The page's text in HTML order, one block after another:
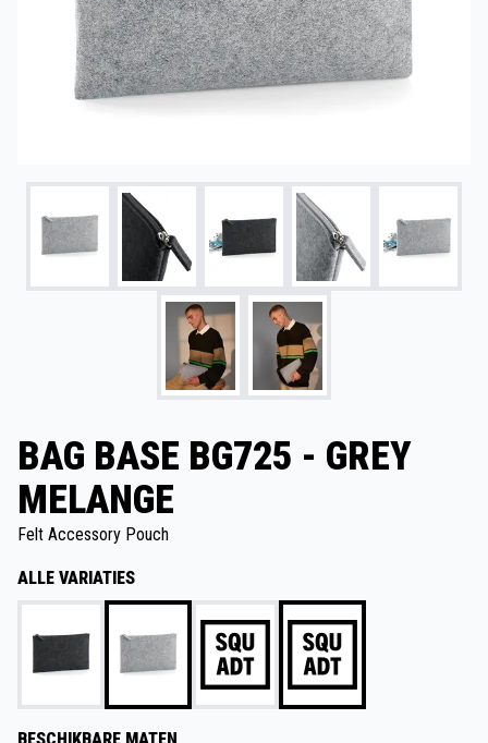
BAG BASE BG725 - GREY
MELANGE
Felt Accessory Pouch
ALLE VARIATIES